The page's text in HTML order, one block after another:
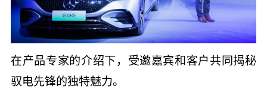
在产品专家的介绍下，受邀嘉宾和客户共同揭秘
驭电先锋的独特魅力。